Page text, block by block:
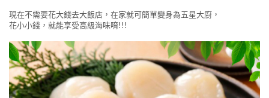
現在不需要花大錢去大飯店，在家就可簡單變身為五星大廚，
花小小錢，就能享受高級海味唷!!!